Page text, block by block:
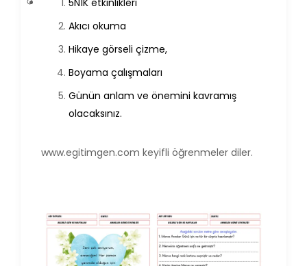
5N1K etkinlikleri
Akıcı okuma
Hikaye görseli çizme,
Boyama çalışmaları
Günün anlam ve önemini kavramış
olacaksınız.
www.egitimgen.com keyifli öğrenmeler diler.